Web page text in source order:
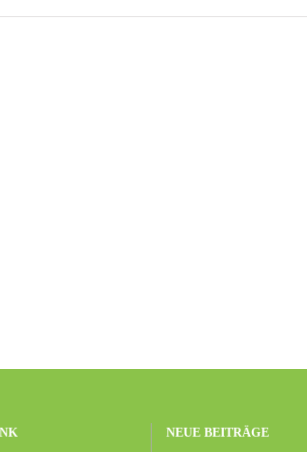
NEUE BEITRÄGE